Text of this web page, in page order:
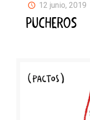
12 junio, 2019
PUCHEROS